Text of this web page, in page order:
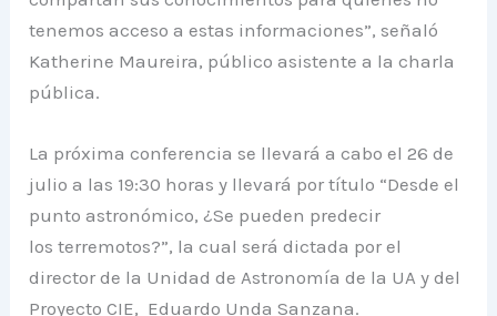
tenemos acceso a estas informaciones”, señaló
Katherine Maureira, público asistente a la charla
pública.
La próxima conferencia se llevará a cabo el 26 de
julio a las 19:30 horas y llevará por título “Desde el
punto astronómico, ¿Se pueden predecir
los terremotos?”, la cual será dictada por el
director de la Unidad de Astronomía de la UA y del
Proyecto CIE, Eduardo Unda Sanzana.